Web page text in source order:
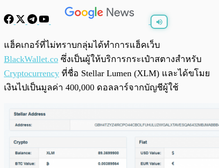
พร้อมเล่น
แฮ็คเกอร์ที่ไม่ทราบกลุ่มได้ทำการแฮ็คเว็บ
BlackWallet.co ซึ่งเป็นผู้ให้บริการกระเป๋าสตางสำหรับ
Cryptocurrency ที่ชื่อ Stellar Lumen (XLM) และได้ขโมย
เงินไปเป็นมูลค่า 400,000 ดอลลาร์จากบัญชีผู้ใช้